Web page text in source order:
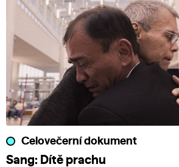
Celovečerní dokument
Sang: Dítě prachu